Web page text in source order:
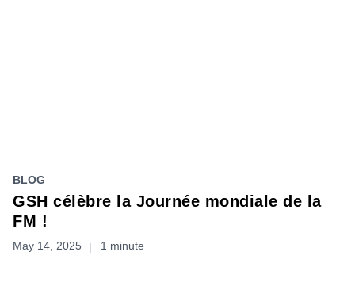
BLOG
GSH célèbre la Journée mondiale de la
FM !
May 14, 2025 1 minute